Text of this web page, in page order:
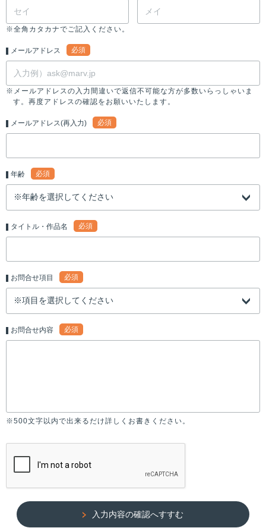
※全角カタカナでご記入ください。
メールアドレス 必須
※メールアドレスの入力間違いで返信不可能な方が多数いらっしゃいま
す。再度アドレスの確認をお願いいたします。
メールアドレス(再入力) 必須
年齢 必須
タイトル・作品名 必須
お問合せ項目 必須
お問合せ内容 必須
※500文字以内で出来るだけ詳しくお書きください。
入力内容の確認へすすむ